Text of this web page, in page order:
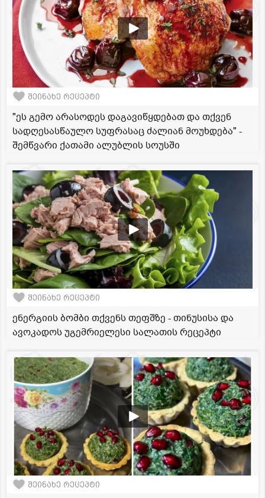
შეინახე რეცეპტი
"ეს გემო არასოდეს დაგავიწყდებათ და თქვენ
სადღესასწაულო სუფრასაც ძალიან მოუხდება" -
შემწვარი ქათამი ალუბლის სოუსში
შეინახე რეცეპტი
ენერგიის ბომბი თქვენს თეფშზე - თინუსისა და
ავოკადოს უგემრიელესი სალათის რეცეპტი
შეინახე რეცეპტი